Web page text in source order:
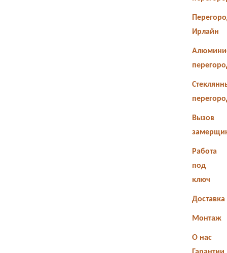
Ирлайн
Вызов
Работа
под
ключ
Доставка
Монтаж
О нас